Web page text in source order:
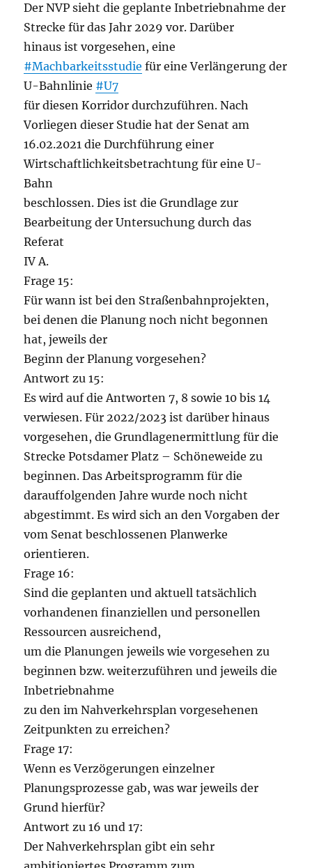
Der NVP sieht die geplante Inbetriebnahme der
Strecke für das Jahr 2029 vor. Darüber
hinaus ist vorgesehen, eine
#Machbarkeitsstudie für eine Verlängerung der
U-Bahnlinie #U7
für diesen Korridor durchzuführen. Nach
Vorliegen dieser Studie hat der Senat am
16.02.2021 die Durchführung einer
Wirtschaftlichkeitsbetrachtung für eine U-
Bahn
beschlossen. Dies ist die Grundlage zur
Bearbeitung der Untersuchung durch das
Referat
IV A.
Frage 15:
Für wann ist bei den Straßenbahnprojekten,
bei denen die Planung noch nicht begonnen
hat, jeweils der
Beginn der Planung vorgesehen?
Antwort zu 15:
Es wird auf die Antworten 7, 8 sowie 10 bis 14
verwiesen. Für 2022/2023 ist darüber hinaus
vorgesehen, die Grundlagenermittlung für die
Strecke Potsdamer Platz – Schöneweide zu
beginnen. Das Arbeitsprogramm für die
darauffolgenden Jahre wurde noch nicht
abgestimmt. Es wird sich an den Vorgaben der
vom Senat beschlossenen Planwerke
orientieren.
Frage 16:
Sind die geplanten und aktuell tatsächlich
vorhandenen finanziellen und personellen
Ressourcen ausreichend,
um die Planungen jeweils wie vorgesehen zu
beginnen bzw. weiterzuführen und jeweils die
Inbetriebnahme
zu den im Nahverkehrsplan vorgesehenen
Zeitpunkten zu erreichen?
Frage 17:
Wenn es Verzögerungen einzelner
Planungsprozesse gab, was war jeweils der
Grund hierfür?
Antwort zu 16 und 17:
Der Nahverkehrsplan gibt ein sehr